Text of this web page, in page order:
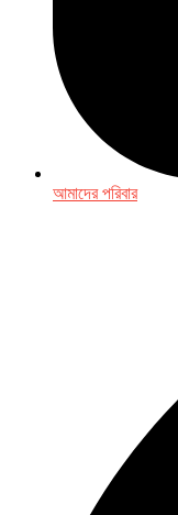
আমাদের পরিবার